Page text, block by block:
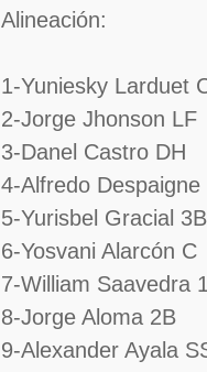
Alineación:
1-Yuniesky Larduet
2-Jorge Jhonson LF
3-Danel Castro DH
4-Alfredo Despaigne
5-Yurisbel Gracial
6-Yosvani Alarcón C
7-William Saavedra
8-Jorge Aloma 2B
9-Alexander Ayala